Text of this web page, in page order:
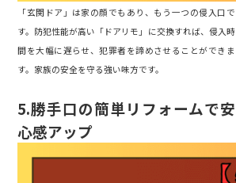
「玄関ドア」は家の顔でもあり、もう一つの侵入口で
す。防犯性能が高い「ドアリモ」に交換すれば、侵入時
間を大幅に遅らせ、犯罪者を諦めさせることができま
す。家族の安全を守る強い味方です。
5.勝手口の簡単リフォームで安
心感アップ